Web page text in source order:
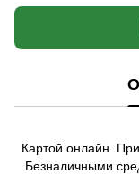
Картой онлайн.
Безналичными